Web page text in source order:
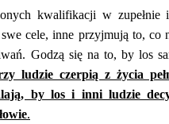
kwalifikacji w
cele, inne przyjmują to, co
Godzą się na to, by los
ludzie czerpią z życia
by los i inni ludzie
.